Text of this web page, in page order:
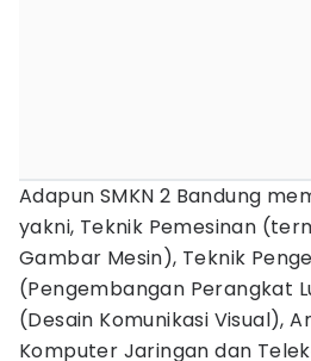
Adapun SMKN 2 Bandung
yakni, Teknik Pemesinan
Gambar Mesin), Teknik
(Pengembangan Perangkat
(Desain Komunikasi Visual),
Komputer Jaringan dan